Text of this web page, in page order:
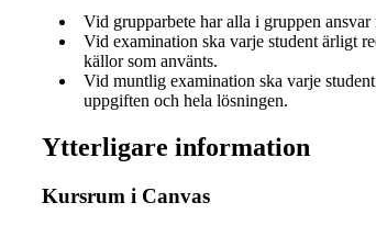
Vid grupparbete har alla i gruppen ansvar
Vid examination ska varje student ärligt
källor som använts.
Vid muntlig examination ska varje
uppgiften och hela lösningen.
Ytterligare information
Kursrum i Canvas